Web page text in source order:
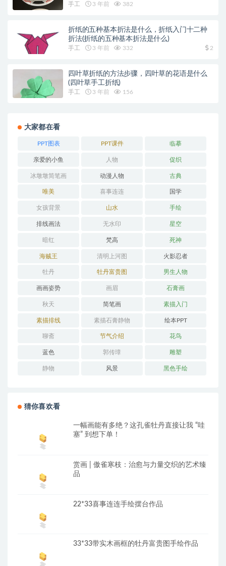
手工 3 年前 382
折纸的五种基本折法是什么，折纸入门十二种
折法(折纸的五种基本折法是什么)
手工 3 年前 332 2
四叶草折纸的方法步骤，四叶草的花语是什么
(四叶草手工折纸)
手工 3 年前 156
大家都在看
PPT图表 PPT课件 临摹
亲爱的小鱼 人物 促织
冰墩墩简笔画 动漫人物 古典
唯美 喜事连连 国学
女孩背景 山水 手绘
排线画法 无水印 星空
暗红 梵高 死神
海贼王 清明上河图 火影忍者
牡丹 牡丹富贵图 男生人物
画画姿势 画眉 石膏画
秋天 简笔画 素描入门
素描排线 素描石膏静物 绘本PPT
聊斋 节气介绍 花鸟
蓝色 郭传璋 雕塑
静物 风景 黑色手绘
猜你喜欢看
一幅画能有多绝？这孔雀牡丹直接让我 “哇
塞” 到想下单！
赏画 | 傲雀寒枝：治愈与力量交织的艺术臻
品
22*33喜事连连手绘摆台作品
33*33带实木画框的牡丹富贵图手绘作品